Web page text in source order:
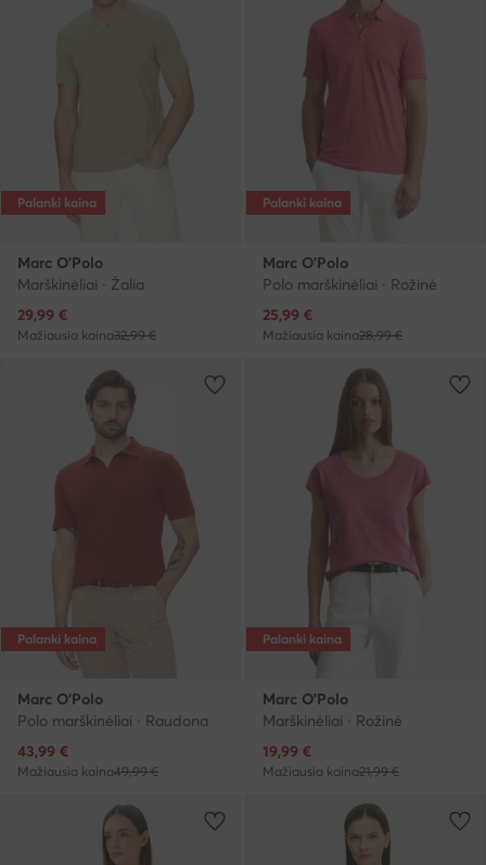
Palanki kaina
Marc O'Polo
Marškinėliai · Žalia
Dabartinė kaina
29,99 €
Mažiausia kaina32,99 €
Palanki kaina
Marc O'Polo
Polo marškinėliai · Rožinė
Dabartinė kaina
25,99 €
Mažiausia kaina28,99 €
Palanki kaina
Marc O'Polo
Polo marškinėliai · Raudona
Dabartinė kaina
43,99 €
Mažiausia kaina49,99 €
Palanki kaina
Marc O'Polo
Marškinėliai · Rožinė
Dabartinė kaina
19,99 €
Mažiausia kaina21,99 €